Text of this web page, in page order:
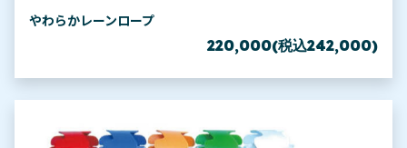
やわらかレーンロープ
220,000(税込242,000)